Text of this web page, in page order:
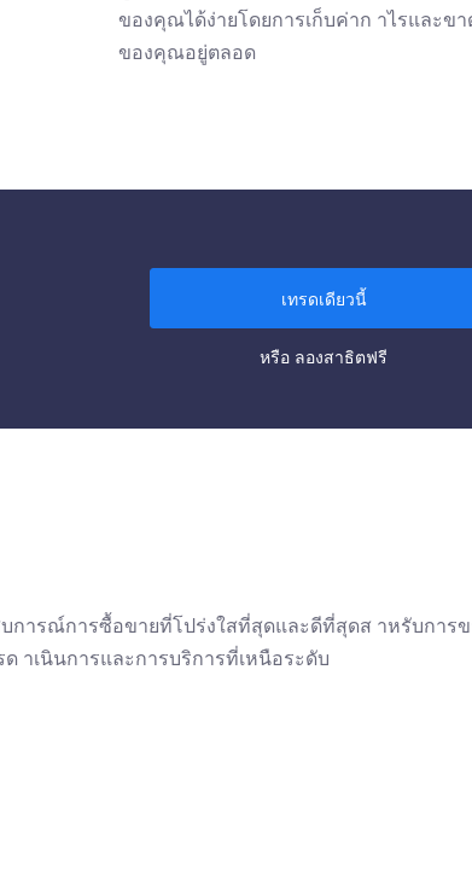
ของคุณได้ง่ายโดยการเก็บค่าก าไรและข
ของคุณอยู่ตลอด
เทรดเดียวนี้
หรือ ลองสาธิตฟรี
การณ์การซื้อขายที่โปร่งใสที่สุดและดีที่สุดส าหรับกา
าเนินการและการบริการที่เหนือระดับ